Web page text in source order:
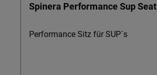
Spinera Performance Sup Seat
Performance Sitz für SUP´s